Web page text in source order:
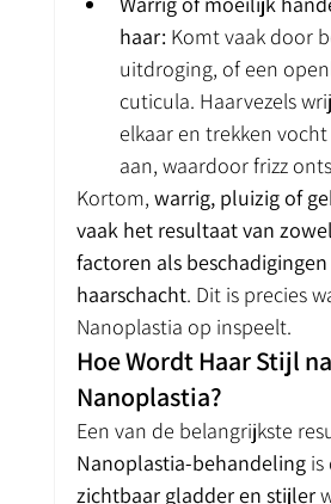
haar: Komt vaak door
uitdroging, of een
cuticula. Haarvezels
elkaar en trekken
aan, waardoor frizz
Kortom, warrig, pluizig of
vaak het resultaat van
factoren als
haarschacht. Dit is precies
Nanoplastia op inspeelt.
Hoe Wordt Haar Stijl na
Nanoplastia?
Een van de belangrijkste
Nanoplastia-behandeling is
zichtbaar gladder en stijler